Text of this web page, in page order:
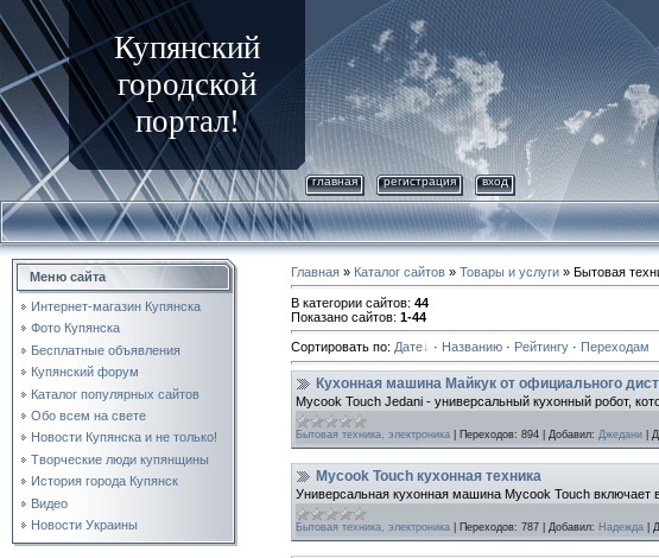
Купянский
городской
портал!
главная регистрация вход
Меню сайта
Интернет-магазин Купянска
Фото Купянска
Бесплатные объявления
Купянский форум
Каталог популярных сайтов
Обо всем на свете
Новости Купянска и не только!
Творческие люди купянщины
История города Купянск
Видео
Новости Украины
Главная » Каталог сайтов » Товары и услуги » Бытовая
В категории сайтов: 44
Показано сайтов: 1-44
Сортировать по: Дате · Названию · Рейтингу · Переходам
Кухонная машина Майкук от официального
Mycook Touch Jedani - универсальный кухонный робот,
Бытовая техника, электроника Переходов: 894 Добавил: Джедани
Mycook Touch кухонная техника
Универсальная кухонная машина Mycook Touch включает
Бытовая техника, электроника Переходов: 787 Добавил: Надежда